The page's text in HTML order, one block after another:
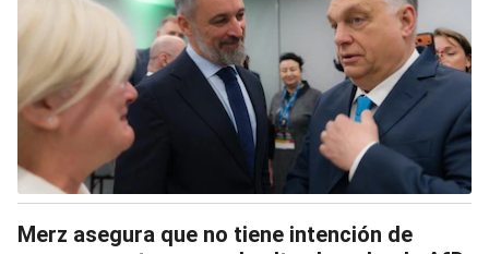
Merz asegura que no tiene intención de